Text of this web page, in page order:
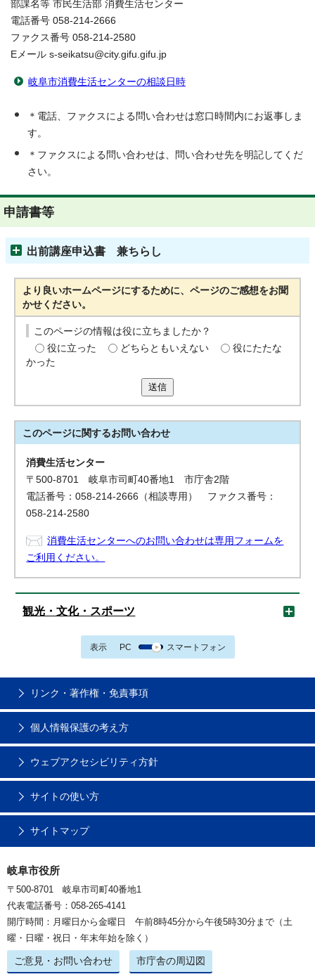
部課名等 市民生活部 消費生活センター
電話番号 058-214-2666
ファクス番号 058-214-2580
Eメール s-seikatsu@city.gifu.gifu.jp
岐阜市消費生活センターの相談日時
＊電話、ファクスによる問い合わせは窓口時間内にお返事しま
す。
＊ファクスによる問い合わせは、問い合わせ先を明記してくだ
さい。
申請書等
出前講座申込書 兼ちらし
より良いホームページにするために、ページのご感想をお聞
かせください。
このページの情報は役に立ちましたか？
役に立った
どちらともいえない
役にたたな
かった
送信
このページに関するお問い合わせ
消費生活センター
〒500-8701 岐阜市司町40番地1 市庁舎2階
電話番号：058-214-2666（相談専用） ファクス番号：
058-214-2580
消費生活センターへのお問い合わせは専用フォームを
ご利用ください。
観光・文化・スポーツ
表示 PC スマートフォン
リンク・著作権・免責事項
個人情報保護の考え方
ウェブアクセシビリティ方針
サイトの使い方
サイトマップ
岐阜市役所
〒500-8701 岐阜市司町40番地1
代表電話番号：058-265-4141
開庁時間：月曜日から金曜日 午前8時45分から午後5時30分まで（土
曜・日曜・祝日・年末年始を除く）
ご意見・お問い合わせ 市庁舎の周辺図